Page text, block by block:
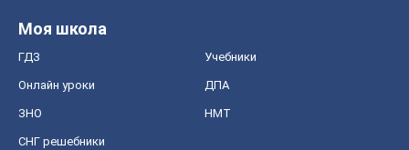
Моя школа
ГДЗ Учебники
Онлайн уроки ДПА
ЗНО НМТ
СНГ решебники